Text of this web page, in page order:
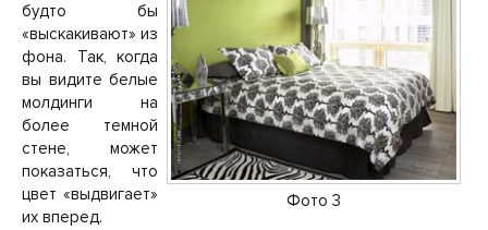
Фото 3
будто бы
«выскакивают» из
фона. Так, когда
вы видите белые
молдинги на
более темной
стене, может
показаться, что
цвет «выдвигает»
их вперед.